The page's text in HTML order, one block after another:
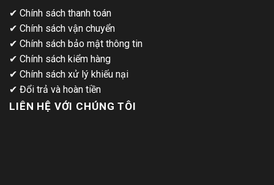
✔ Chính sách thanh toán
✔ Chính sách vận chuyển
✔ Chính sách bảo mật thông tin
✔ Chính sách kiểm hàng
✔ Chính sách xử lý khiếu nại
✔ Đổi trả và hoàn tiền
LIÊN HỆ VỚI CHÚNG TÔI